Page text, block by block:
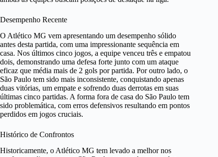
Desempenho Recente
O Atlético MG vem apresentando um desempenho sólido
antes desta partida, com uma impressionante sequência em
casa. Nos últimos cinco jogos, a equipe venceu três e empatou
dois, demonstrando uma defesa forte junto com um ataque
eficaz que média mais de 2 gols por partida. Por outro lado, o
São Paulo tem sido mais inconsistente, conquistando apenas
duas vitórias, um empate e sofrendo duas derrotas em suas
últimas cinco partidas. A forma fora de casa do São Paulo tem
sido problemática, com erros defensivos resultando em pontos
perdidos em jogos cruciais.
Histórico de Confrontos
Historicamente, o Atlético MG tem levado a melhor nos